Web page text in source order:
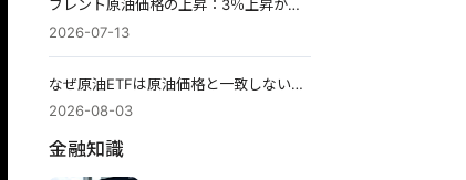
ブレント原油価格の上昇：3％上昇が依然慎重な反応の理由。
2026-07-13
なぜ原油ETFは原油価格と一致しないのか：原油高なのにETF安？その理由を探る。
2026-08-03
金融知識